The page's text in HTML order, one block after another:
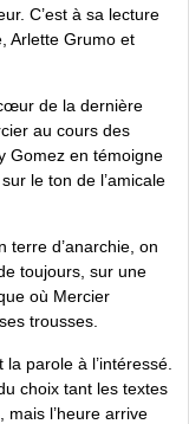
C’est à sa lecture
Arlette Grumo et
de la dernière
au cours des
Gomez en témoigne
le ton de l’amicale
terre d’anarchie, on
toujours, sur une
où Mercier
trousses.
parole à l’intéressé.
choix tant les textes
l’heure arrive